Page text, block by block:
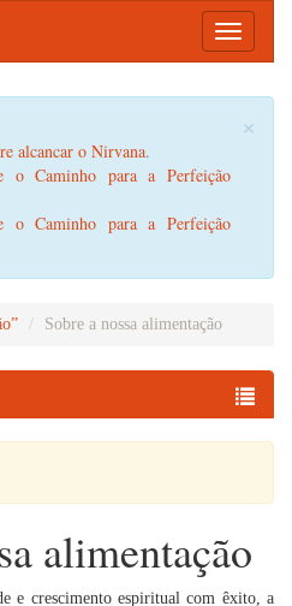
Toggle
×
alcancar o Nirvana.
o Caminho para a Perfeição
o Caminho para a Perfeição
Sobre a nossa alimentação
alimentação
e crescimento espiritual com êxito, a